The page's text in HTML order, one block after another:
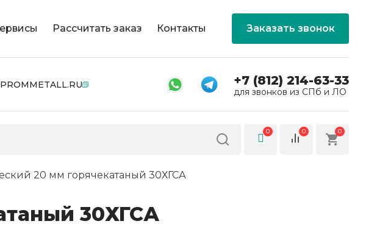
Рассчитать заказ Контакты Заказать звонок
+7 (812) 214-63-33
для звонков из СПб и ЛО
0 0 0
20 мм горячекатаный 30ХГСА
30ХГСА